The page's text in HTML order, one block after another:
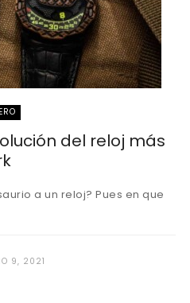
del reloj más
a un reloj? Pues en que
9, 2021